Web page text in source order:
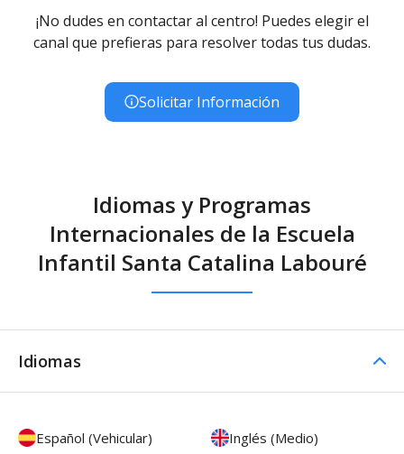
¡No dudes en contactar al centro! Puedes elegir el
canal que prefieras para resolver todas tus dudas.
Solicitar Información
Idiomas y Programas
Internacionales de la Escuela
Infantil Santa Catalina Labouré
Idiomas
Español (Vehicular) Inglés (Medio)